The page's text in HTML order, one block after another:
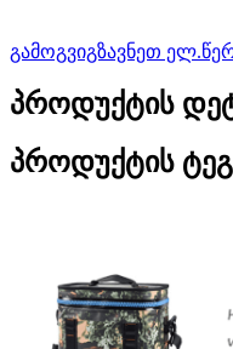
გამოგვიგზავნეთ
პროდუქტის
პროდუქტის